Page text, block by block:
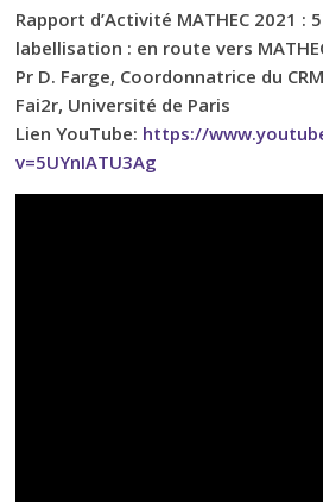
Rapport d’Activité MATHEC 2021 :
labellisation : en route vers
Pr D. Farge, Coordonnatrice du
Fai2r, Université de Paris
Lien YouTube: https://
v=5UYnIATU3Ag